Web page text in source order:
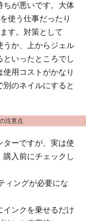
ちが悪いです。大体
使う仕事だったり
す。対策として
うか、上からジェル
といったところでし
用コストがかなり
のネイルにすると
注意点
ターですが、実は使
購入前にチェックし
ィングが必要にな
インクを乗せるだけ